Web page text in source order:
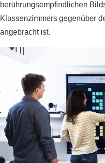
berührungsempfindlichen
Klassenzimmers gegenüber
angebracht ist.